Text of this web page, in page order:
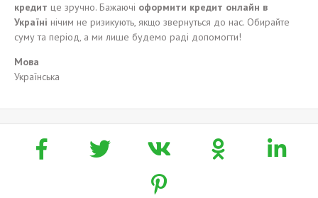
кредит це зручно. Бажаючі оформити кредит онлайн в
Україні нічим не ризикують, якщо звернуться до нас. Обирайте
суму та період, а ми лише будемо раді допомогти!
Мова
Українська